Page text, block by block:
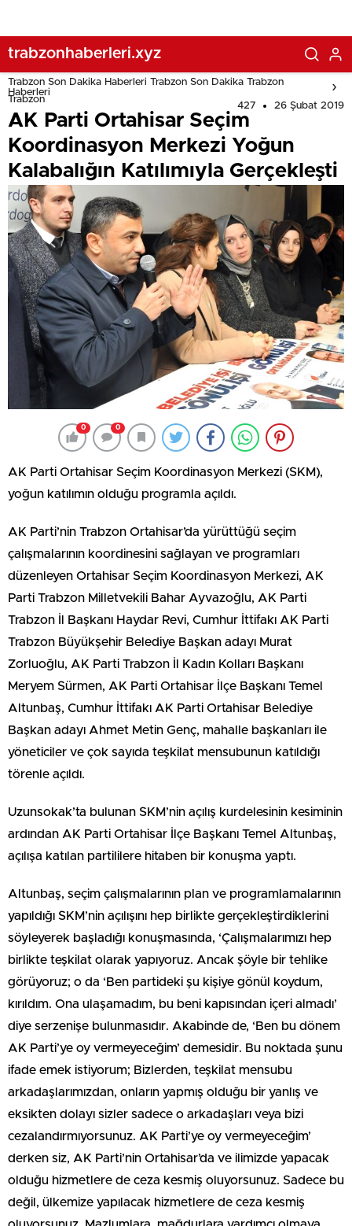
trabzonhaberleri.xyz
Trabzon Son Dakika Haberleri Trabzon Son Dakika Trabzon
Haberleri
Trabzon
427 26 Şubat 2019
AK Parti Ortahisar Seçim
Koordinasyon Merkezi Yoğun
Kalabalığın Katılımıyla Gerçekleşti
0 0
AK Parti Ortahisar Seçim Koordinasyon Merkezi (SKM),
yoğun katılımın olduğu programla açıldı.
AK Parti’nin Trabzon Ortahisar’da yürüttüğü seçim
çalışmalarının koordinesini sağlayan ve programları
düzenleyen Ortahisar Seçim Koordinasyon Merkezi, AK
Parti Trabzon Milletvekili Bahar Ayvazoğlu, AK Parti
Trabzon İl Başkanı Haydar Revi, Cumhur İttifakı AK Parti
Trabzon Büyükşehir Belediye Başkan adayı Murat
Zorluoğlu, AK Parti Trabzon İl Kadın Kolları Başkanı
Meryem Sürmen, AK Parti Ortahisar İlçe Başkanı Temel
Altunbaş, Cumhur İttifakı AK Parti Ortahisar Belediye
Başkan adayı Ahmet Metin Genç, mahalle başkanları ile
yöneticiler ve çok sayıda teşkilat mensubunun katıldığı
törenle açıldı.
Uzunsokak’ta bulunan SKM’nin açılış kurdelesinin kesiminin
ardından AK Parti Ortahisar İlçe Başkanı Temel Altunbaş,
açılışa katılan partililere hitaben bir konuşma yaptı.
Altunbaş, seçim çalışmalarının plan ve programlamalarının
yapıldığı SKM’nin açılışını hep birlikte gerçekleştirdiklerini
söyleyerek başladığı konuşmasında, ‘Çalışmalarımızı hep
birlikte teşkilat olarak yapıyoruz. Ancak şöyle bir tehlike
görüyoruz; o da ‘Ben partideki şu kişiye gönül koydum,
kırıldım. Ona ulaşamadım, bu beni kapısından içeri almadı’
diye serzenişe bulunmasıdır. Akabinde de, ‘Ben bu dönem
AK Parti’ye oy vermeyeceğim’ demesidir. Bu noktada şunu
ifade emek istiyorum; Bizlerden, teşkilat mensubu
arkadaşlarımızdan, onların yapmış olduğu bir yanlış ve
eksikten dolayı sizler sadece o arkadaşları veya bizi
cezalandırmıyorsunuz. AK Parti’ye oy vermeyeceğim’
derken siz, AK Parti’nin Ortahisar’da ve ilimizde yapacak
olduğu hizmetlere de ceza kesmiş oluyorsunuz. Sadece bu
değil, ülkemize yapılacak hizmetlere de ceza kesmiş